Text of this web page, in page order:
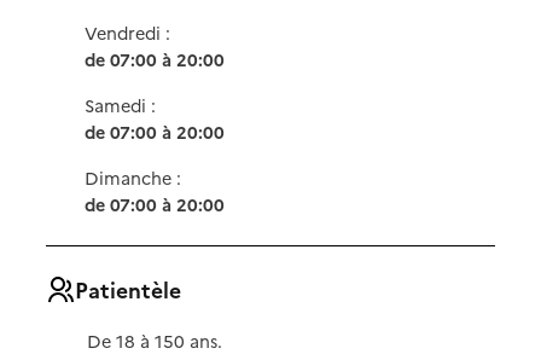
Vendredi :
de 07:00 à 20:00
Samedi :
de 07:00 à 20:00
Dimanche :
de 07:00 à 20:00
Patientèle
De 18 à 150 ans.